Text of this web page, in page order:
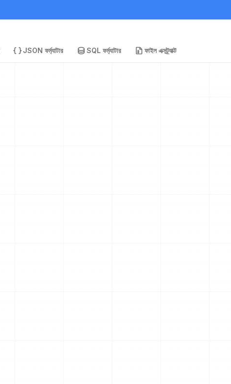
JSON ফর্ম্যাটার SQL ফর্ম্যাটার ফাইল এক্সট্র্যাক্ট